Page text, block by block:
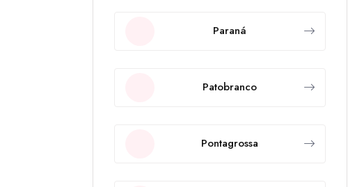
Paraná
Patobranco
Pontagrossa